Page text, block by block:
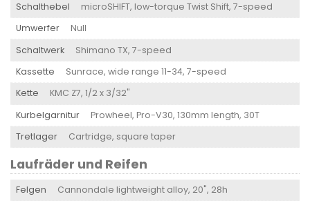
Schalthebel
microSHIFT, low-torque Twist Shift, 7-speed
Umwerfer
Null
Schaltwerk
Shimano TX, 7-speed
Kassette
Sunrace, wide range 11-34, 7-speed
Kette
KMC Z7, 1/2 x 3/32"
Kurbelgarnitur
Prowheel, Pro-V30, 130mm length, 30T
Tretlager
Cartridge, square taper
Laufräder und Reifen
Felgen
Cannondale lightweight alloy, 20", 28h